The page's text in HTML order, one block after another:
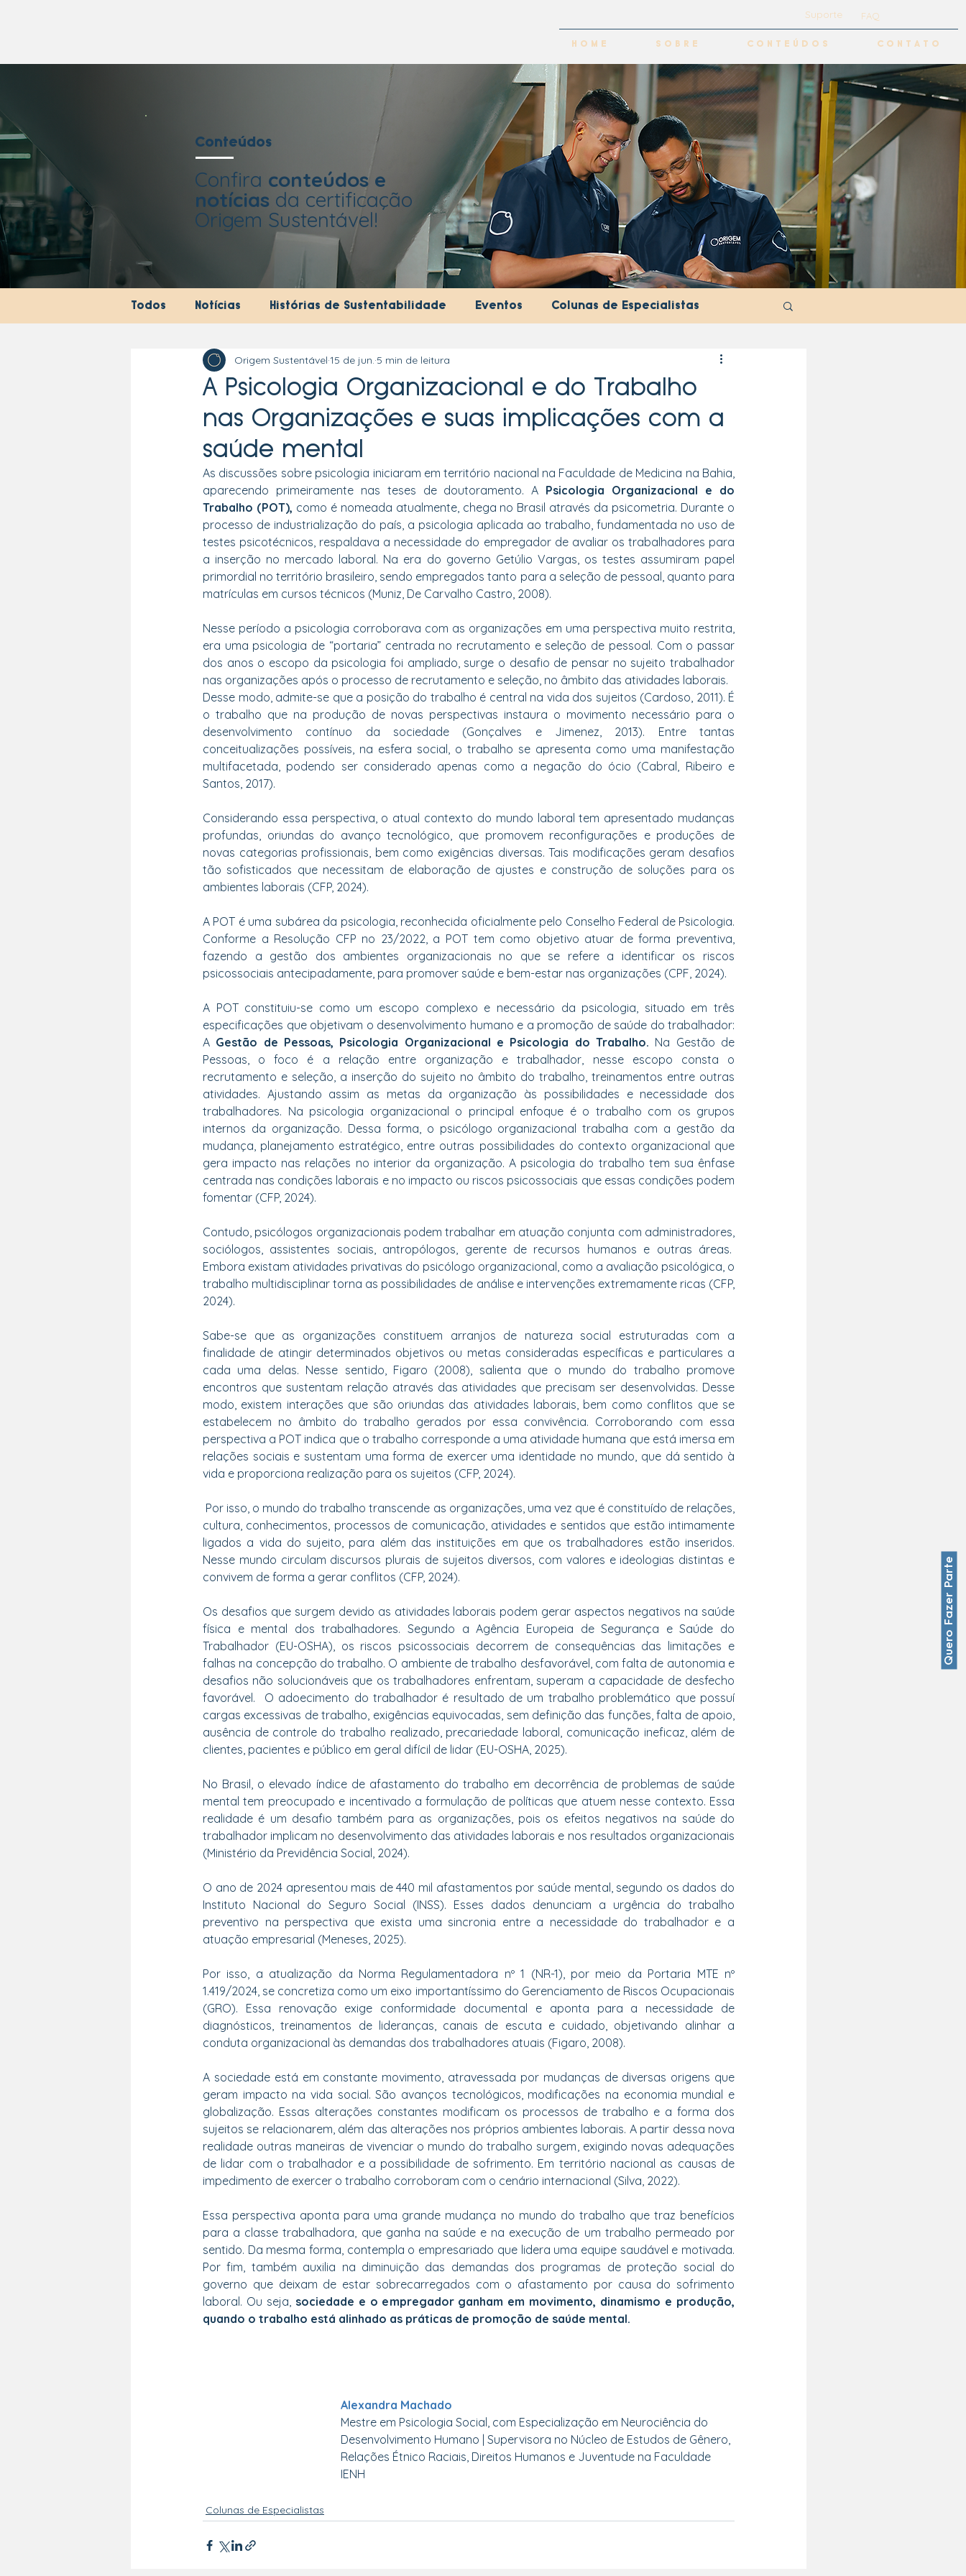
Suporte FAQ
H O M E S O B R E C O N T E Ú D O S C O N T A T O
Quero Fazer Parte
Todos Notícias Histórias de Sustentabilidade Eventos Colunas de Especialistas
A Psicologia Organizacional e do Trabalho
nas Organizações e suas implicações com a
saúde mental
Origem Sustentável 15 de jun. 5 min de leitura
As discussões sobre psicologia iniciaram em território nacional na Faculdade de Medicina na Bahia,
aparecendo primeiramente nas teses de doutoramento. A Psicologia Organizacional e do
Trabalho (POT), como é nomeada atualmente, chega no Brasil através da psicometria. Durante o
processo de industrialização do país, a psicologia aplicada ao trabalho, fundamentada no uso de
testes psicotécnicos, respaldava a necessidade do empregador de avaliar os trabalhadores para
a inserção no mercado laboral. Na era do governo Getúlio Vargas, os testes assumiram papel
primordial no território brasileiro, sendo empregados tanto para a seleção de pessoal, quanto para
matrículas em cursos técnicos (Muniz, De Carvalho Castro, 2008).
Nesse período a psicologia corroborava com as organizações em uma perspectiva muito restrita,
era uma psicologia de “portaria” centrada no recrutamento e seleção de pessoal. Com o passar
dos anos o escopo da psicologia foi ampliado, surge o desafio de pensar no sujeito trabalhador
nas organizações após o processo de recrutamento e seleção, no âmbito das atividades laborais.
Desse modo, admite-se que a posição do trabalho é central na vida dos sujeitos (Cardoso, 2011). É
o trabalho que na produção de novas perspectivas instaura o movimento necessário para o
desenvolvimento contínuo da sociedade (Gonçalves e Jimenez, 2013). Entre tantas
conceitualizações possíveis, na esfera social, o trabalho se apresenta como uma manifestação
multifacetada, podendo ser considerado apenas como a negação do ócio (Cabral, Ribeiro e
Santos, 2017).
Considerando essa perspectiva, o atual contexto do mundo laboral tem apresentado mudanças
profundas, oriundas do avanço tecnológico, que promovem reconfigurações e produções de
novas categorias profissionais, bem como exigências diversas. Tais modificações geram desafios
tão sofisticados que necessitam de elaboração de ajustes e construção de soluções para os
ambientes laborais (CFP, 2024).
A POT é uma subárea da psicologia, reconhecida oficialmente pelo Conselho Federal de Psicologia.
Conforme a Resolução CFP no 23/2022, a POT tem como objetivo atuar de forma preventiva,
fazendo a gestão dos ambientes organizacionais no que se refere a identificar os riscos
psicossociais antecipadamente, para promover saúde e bem-estar nas organizações (CPF, 2024).
A POT constituiu-se como um escopo complexo e necessário da psicologia, situado em três
especificações que objetivam o desenvolvimento humano e a promoção de saúde do trabalhador:
A Gestão de Pessoas, Psicologia Organizacional e Psicologia do Trabalho. Na Gestão de
Pessoas, o foco é a relação entre organização e trabalhador, nesse escopo consta o
recrutamento e seleção, a inserção do sujeito no âmbito do trabalho, treinamentos entre outras
atividades. Ajustando assim as metas da organização às possibilidades e necessidade dos
trabalhadores. Na psicologia organizacional o principal enfoque é o trabalho com os grupos
internos da organização. Dessa forma, o psicólogo organizacional trabalha com a gestão da
mudança, planejamento estratégico, entre outras possibilidades do contexto organizacional que
gera impacto nas relações no interior da organização. A psicologia do trabalho tem sua ênfase
centrada nas condições laborais e no impacto ou riscos psicossociais que essas condições podem
fomentar (CFP, 2024).
Contudo, psicólogos organizacionais podem trabalhar em atuação conjunta com administradores,
sociólogos, assistentes sociais, antropólogos, gerente de recursos humanos e outras áreas.
Embora existam atividades privativas do psicólogo organizacional, como a avaliação psicológica, o
trabalho multidisciplinar torna as possibilidades de análise e intervenções extremamente ricas (CFP,
2024).
Sabe-se que as organizações constituem arranjos de natureza social estruturadas com a
finalidade de atingir determinados objetivos ou metas consideradas específicas e particulares a
cada uma delas. Nesse sentido, Figaro (2008), salienta que o mundo do trabalho promove
encontros que sustentam relação através das atividades que precisam ser desenvolvidas. Desse
modo, existem interações que são oriundas das atividades laborais, bem como conflitos que se
estabelecem no âmbito do trabalho gerados por essa convivência. Corroborando com essa
perspectiva a POT indica que o trabalho corresponde a uma atividade humana que está imersa em
relações sociais e sustentam uma forma de exercer uma identidade no mundo, que dá sentido à
vida e proporciona realização para os sujeitos (CFP, 2024).
Por isso, o mundo do trabalho transcende as organizações, uma vez que é constituído de relações,
cultura, conhecimentos, processos de comunicação, atividades e sentidos que estão intimamente
ligados a vida do sujeito, para além das instituições em que os trabalhadores estão inseridos.
Nesse mundo circulam discursos plurais de sujeitos diversos, com valores e ideologias distintas e
convivem de forma a gerar conflitos (CFP, 2024).
Os desafios que surgem devido as atividades laborais podem gerar aspectos negativos na saúde
física e mental dos trabalhadores. Segundo a Agência Europeia de Segurança e Saúde do
Trabalhador (EU-OSHA), os riscos psicossociais decorrem de consequências das limitações e
falhas na concepção do trabalho. O ambiente de trabalho desfavorável, com falta de autonomia e
desafios não solucionáveis que os trabalhadores enfrentam, superam a capacidade de desfecho
favorável.  O adoecimento do trabalhador é resultado de um trabalho problemático que possuí
cargas excessivas de trabalho, exigências equivocadas, sem definição das funções, falta de apoio,
ausência de controle do trabalho realizado, precariedade laboral, comunicação ineficaz, além de
clientes, pacientes e público em geral difícil de lidar (EU-OSHA, 2025).
No Brasil, o elevado índice de afastamento do trabalho em decorrência de problemas de saúde
mental tem preocupado e incentivado a formulação de políticas que atuem nesse contexto. Essa
realidade é um desafio também para as organizações, pois os efeitos negativos na saúde do
trabalhador implicam no desenvolvimento das atividades laborais e nos resultados organizacionais
(Ministério da Previdência Social, 2024).
O ano de 2024 apresentou mais de 440 mil afastamentos por saúde mental, segundo os dados do
Instituto Nacional do Seguro Social (INSS). Esses dados denunciam a urgência do trabalho
preventivo na perspectiva que exista uma sincronia entre a necessidade do trabalhador e a
atuação empresarial (Meneses, 2025).
Por isso, a atualização da Norma Regulamentadora nº 1 (NR-1), por meio da Portaria MTE nº
1.419/2024, se concretiza como um eixo importantíssimo do Gerenciamento de Riscos Ocupacionais
(GRO). Essa renovação exige conformidade documental e aponta para a necessidade de
diagnósticos, treinamentos de lideranças, canais de escuta e cuidado, objetivando alinhar a
conduta organizacional às demandas dos trabalhadores atuais (Figaro, 2008).
A sociedade está em constante movimento, atravessada por mudanças de diversas origens que
geram impacto na vida social. São avanços tecnológicos, modificações na economia mundial e
globalização. Essas alterações constantes modificam os processos de trabalho e a forma dos
sujeitos se relacionarem, além das alterações nos próprios ambientes laborais. A partir dessa nova
realidade outras maneiras de vivenciar o mundo do trabalho surgem, exigindo novas adequações
de lidar com o trabalhador e a possibilidade de sofrimento. Em território nacional as causas de
impedimento de exercer o trabalho corroboram com o cenário internacional (Silva, 2022).
Essa perspectiva aponta para uma grande mudança no mundo do trabalho que traz benefícios
para a classe trabalhadora, que ganha na saúde e na execução de um trabalho permeado por
sentido. Da mesma forma, contempla o empresariado que lidera uma equipe saudável e motivada.
Por fim, também auxilia na diminuição das demandas dos programas de proteção social do
governo que deixam de estar sobrecarregados com o afastamento por causa do sofrimento
laboral. Ou seja, sociedade e o empregador ganham em movimento, dinamismo e produção,
quando o trabalho está alinhado as práticas de promoção de saúde mental.
Alexandra Machado
Mestre em Psicologia Social, com Especialização em Neurociência do
Desenvolvimento Humano | Supervisora no Núcleo de Estudos de Gênero,
Relações Étnico Raciais, Direitos Humanos e Juventude na Faculdade
IENH
Colunas de Especialistas
Conteúdos
Confira conteúdos e
notícias da certificação
Origem Sustentável!